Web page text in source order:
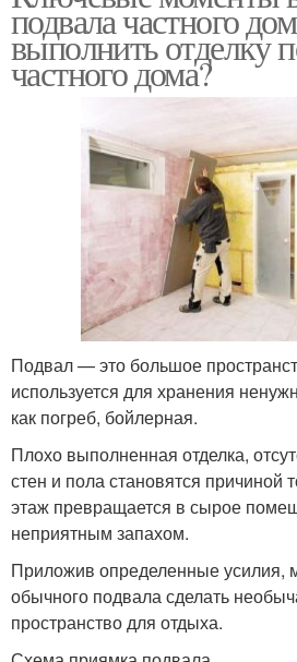
подвала частного
выполнить отделку
частного дома?
Подвал — это большое
используется для хранения
как погреб, бойлерная.
Плохо выполненная отделка,
стен и пола становятся причиной
этаж превращается в сырое
неприятным запахом.
Приложив определенные усилия,
обычного подвала сделать
пространство для отдыха.